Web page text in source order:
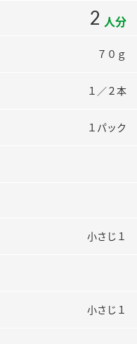
2 人分
７０ｇ
１／２本
１パック
小さじ１
小さじ１